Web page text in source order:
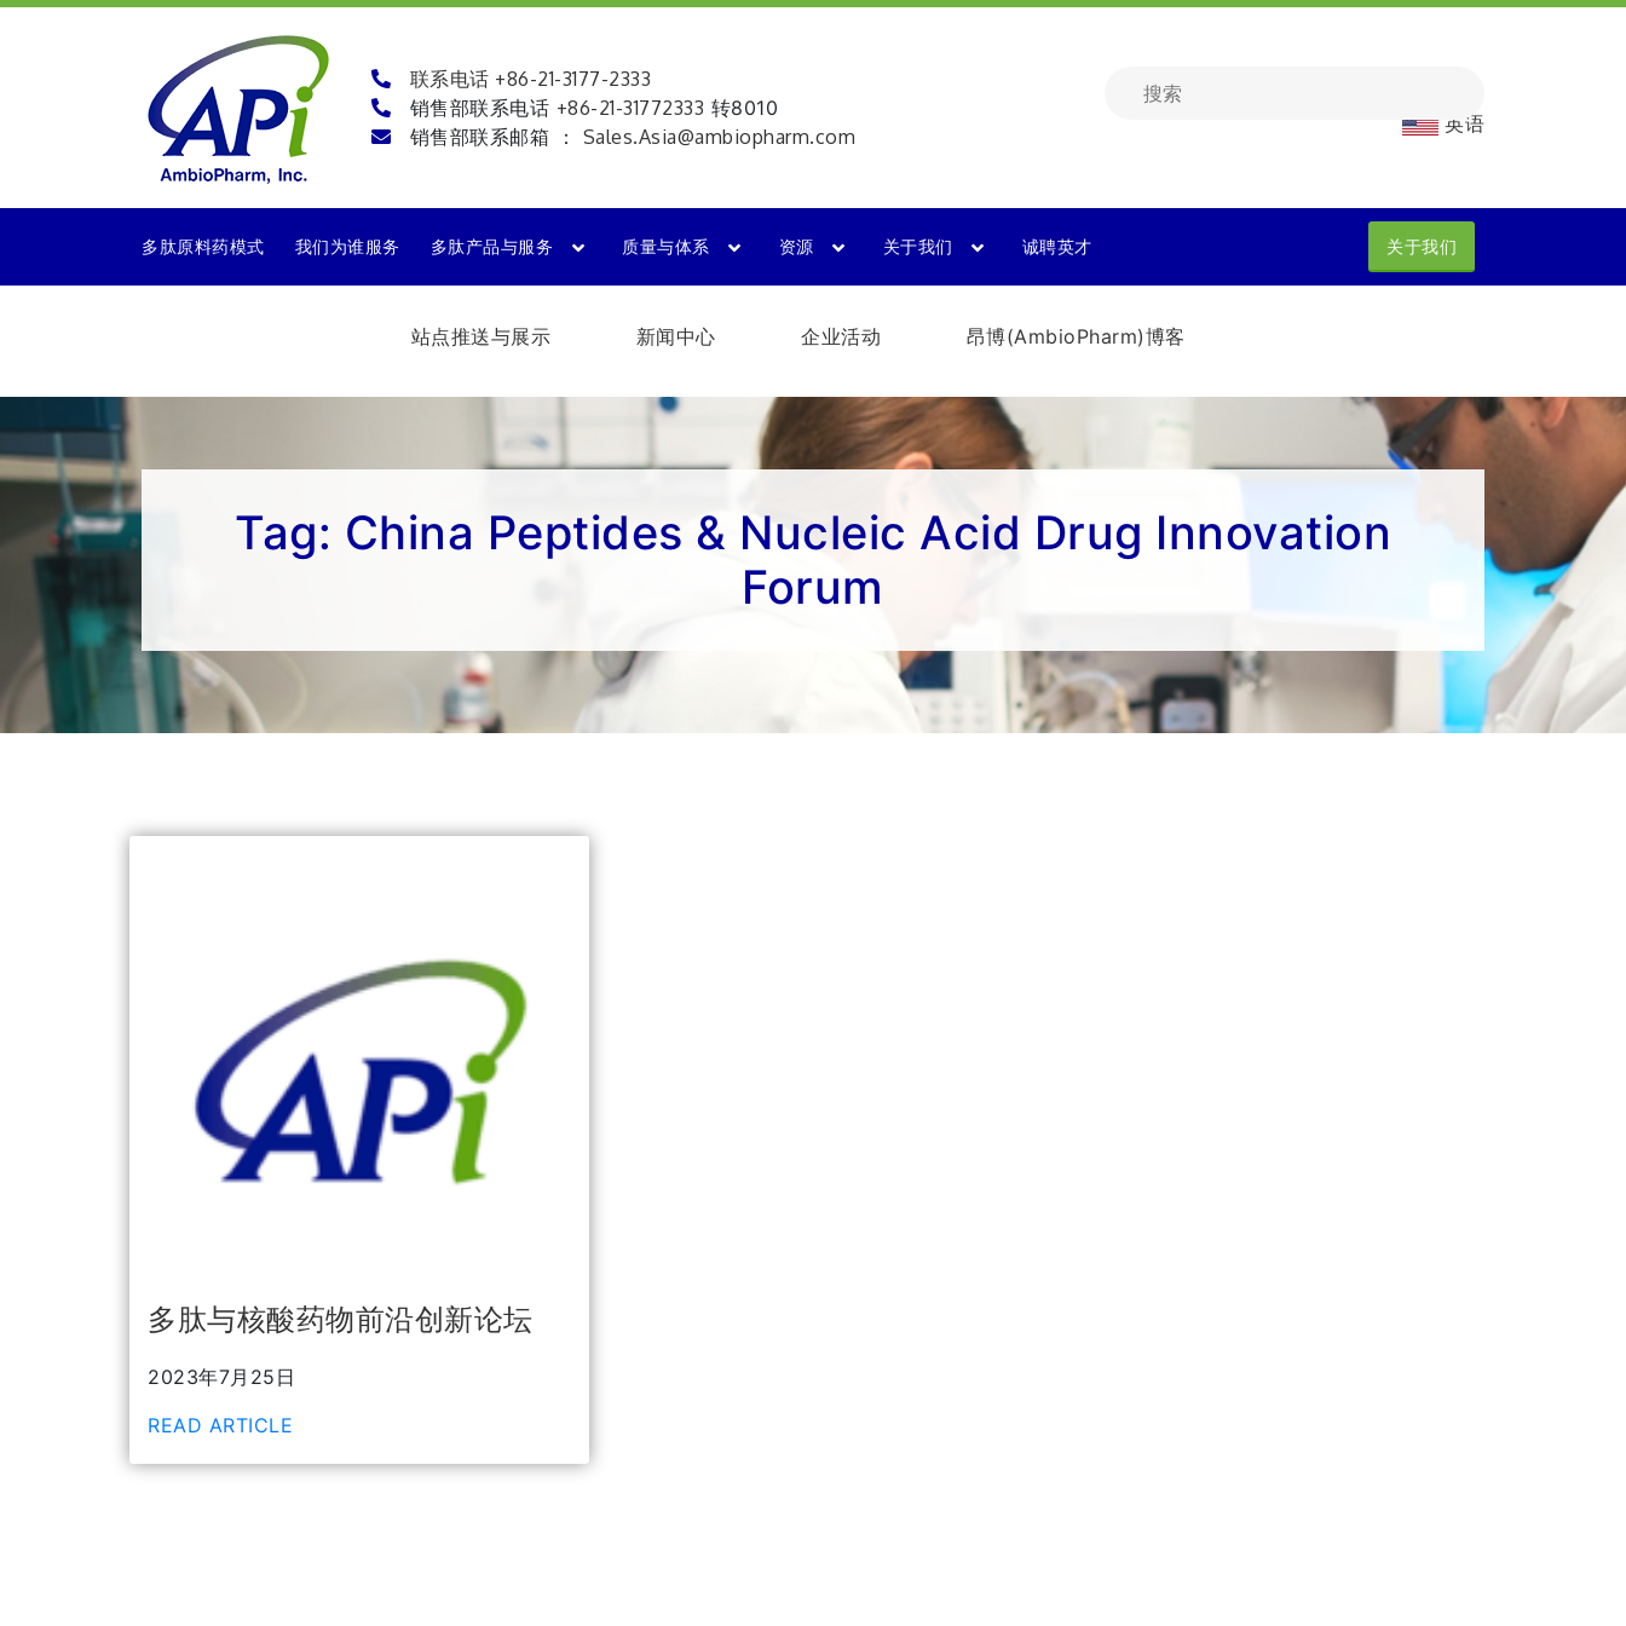
联系电话 +86-21-3177-2333
销售部联系电话 +86-21-31772333 转8010
销售部联系邮箱 ： Sales.Asia@ambiopharm.com
英语
多肽原料药模式 我们为谁服务 多肽产品与服务 质量与体系 资源 关于我们 关于我们
诚聘英才
站点推送与展示 新闻中心 企业活动 昂博(AmbioPharm)博客
Tag: China Peptides & Nucleic Acid Drug Innovation
Forum
多肽与核酸药物前沿创新论坛
2023年7月25日
READ ARTICLE